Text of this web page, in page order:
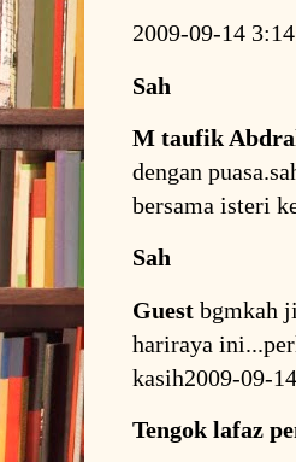
2009-09-14
Sah
M taufik
dengan
bersama isteri
Sah
Guest bgmkah
hariraya
kasih2009-09-
Tengok lafaz